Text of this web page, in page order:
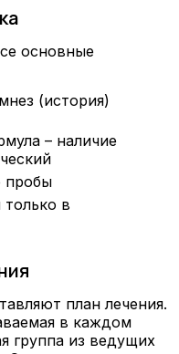
основные
(история)
– наличие
пробы
в
план лечения.
в каждом
группа из ведущих